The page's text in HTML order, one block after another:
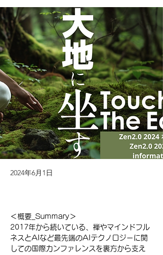
2024年6月1日
＜概要_Summary＞
2017年から続いている、禅やマインドフル
ネスとAIなど最先端のAIテクノロジーに関
しての国際カンファレンスを裏方から支え